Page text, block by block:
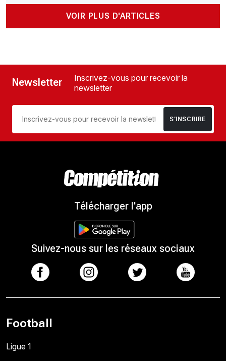
VOIR PLUS D'ARTICLES
Newsletter
Inscrivez-vous pour recevoir la
newsletter
S’INSCRIRE
Télécharger l'app
Suivez-nous sur les réseaux sociaux
Football
Ligue 1